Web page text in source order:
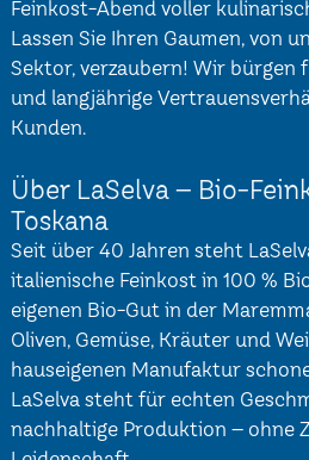
Feinkost-Abend voller
Lassen Sie Ihren Gaumen, von
Sektor, verzaubern! Wir bürgen
und langjährige
Kunden.
Über LaSelva – Bio-
Toskana
Seit über 40 Jahren steht
italienische Feinkost in 100 %
eigenen Bio-Gut in der
Oliven, Gemüse, Kräuter und
hauseigenen Manufaktur
LaSelva steht für echten
nachhaltige Produktion – ohne